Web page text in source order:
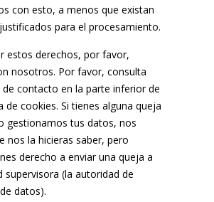
con esto, a menos que existan
para el procesamiento.
estos derechos, por favor,
nosotros. Por favor, consulta
contacto en la parte inferior de
de cookies. Si tienes alguna queja
gestionamos tus datos, nos
nos la hicieras saber, pero
derecho a enviar una queja a
supervisora (la autoridad de
datos).